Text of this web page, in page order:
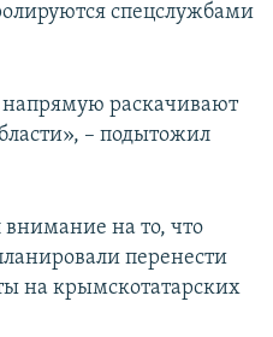
спецслужбами
раскачивают
– подытожил
на то, что
перенести
на крымскотатарских